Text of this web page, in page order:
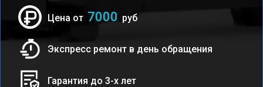
Цена от 7000 руб
Экспресс ремонт в день обращения
Гарантия до 3-х лет